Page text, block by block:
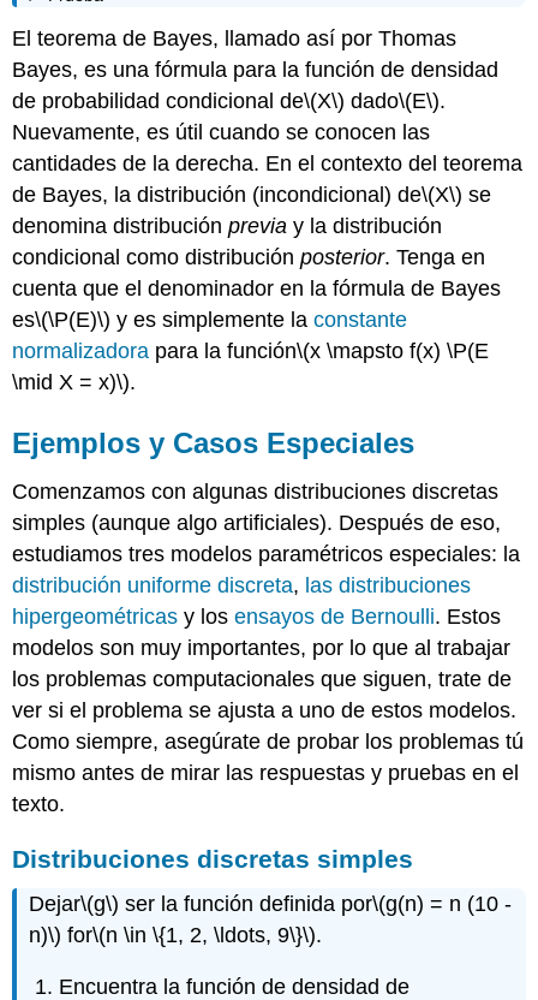
El teorema de Bayes, llamado así por Thomas
Bayes, es una fórmula para la función de densidad
de probabilidad condicional de\(X\) dado\(E\).
Nuevamente, es útil cuando se conocen las
cantidades de la derecha. En el contexto del teorema
de Bayes, la distribución (incondicional) de\(X\) se
denomina distribuciónprevia y la distribución
condicional como distribuciónposterior. Tenga en
cuenta que el denominador en la fórmula de Bayes
es\(\P(E)\) y es simplemente laconstante
normalizadora para la función\(x \mapsto f(x) \P(E
\mid X = x)\).
Ejemplos y Casos Especiales
Comenzamos con algunas distribuciones discretas
simples (aunque algo artificiales). Después de eso,
estudiamos tres modelos paramétricos especiales: la
distribución uniforme discreta, las distribuciones
hipergeométricas y losensayos de Bernoulli. Estos
modelos son muy importantes, por lo que al trabajar
los problemas computacionales que siguen, trate de
ver si el problema se ajusta a uno de estos modelos.
Como siempre, asegúrate de probar los problemas tú
mismo antes de mirar las respuestas y pruebas en el
texto.
Distribuciones discretas simples
Dejar\(g\) ser la función definida por\(g(n) = n (10 -
n)\) for\(n \in \{1, 2, \ldots, 9\}\).
Encuentra la función de densidad de